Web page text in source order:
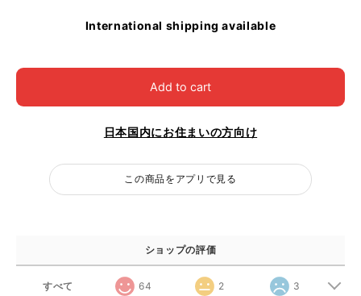
International shipping available
Add to cart
日本国内にお住まいの方向け
この商品をアプリで見る
ショップの評価
すべて 64 2 3